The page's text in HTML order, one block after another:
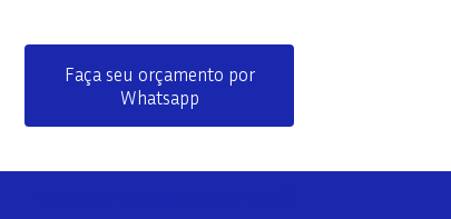
Faça seu orçamento por
Whatsapp